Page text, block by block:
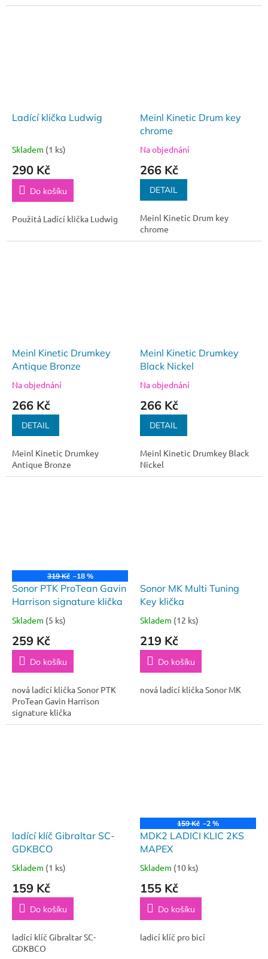
Ladící klička Ludwig
Skladem (1 ks)
290 Kč
Do košíku
Použitá Ladící klička Ludwig
Meinl Kinetic Drum key
chrome
Na objednání
266 Kč
DETAIL
Meinl Kinetic Drum key
chrome
Meinl Kinetic Drumkey
Antique Bronze
Na objednání
266 Kč
DETAIL
Meinl Kinetic Drumkey
Antique Bronze
Meinl Kinetic Drumkey
Black Nickel
Na objednání
266 Kč
DETAIL
Meinl Kinetic Drumkey Black
Nickel
319 Kč –18 %
Sonor PTK ProTean Gavin
Harrison signature klička
Skladem (5 ks)
259 Kč
Do košíku
nová ladící klička Sonor PTK
ProTean Gavin Harrison
signature klička
Sonor MK Multi Tuning
Key klička
Skladem (12 ks)
219 Kč
Do košíku
nová ladící klička Sonor MK
ladící klíč Gibraltar SC-
GDKBСО
Skladem (1 ks)
159 Kč
Do košíku
ladící klíč Gibraltar SC-
GDKBСО
159 Kč –2 %
MDK2 LADICI KLIC 2KS
MAPEX
Skladem (10 ks)
155 Kč
Do košíku
ladicí klíč pro bicí